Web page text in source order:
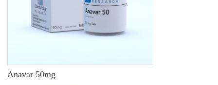
Anavar 50mg